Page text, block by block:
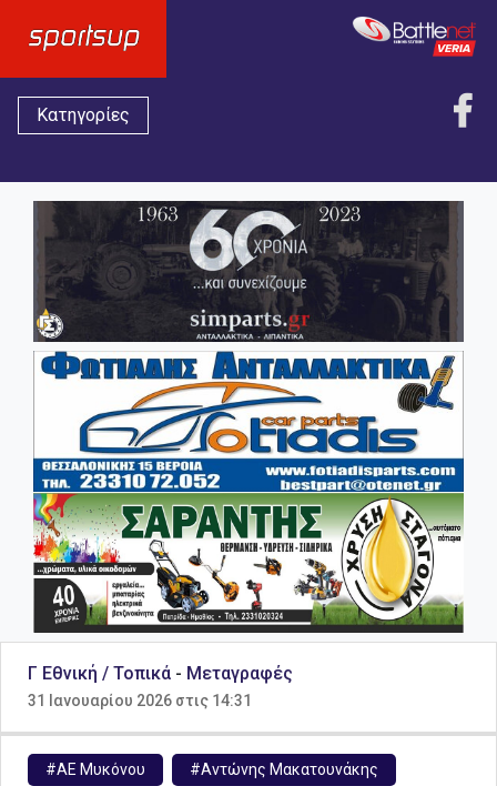
Κατηγορίες
Γ Εθνική / Τοπικά - Μεταγραφές
31 Ιανουαρίου 2026 στις 14:31
#ΑΕ Μυκόνου #Αντώνης Μακατουνάκης